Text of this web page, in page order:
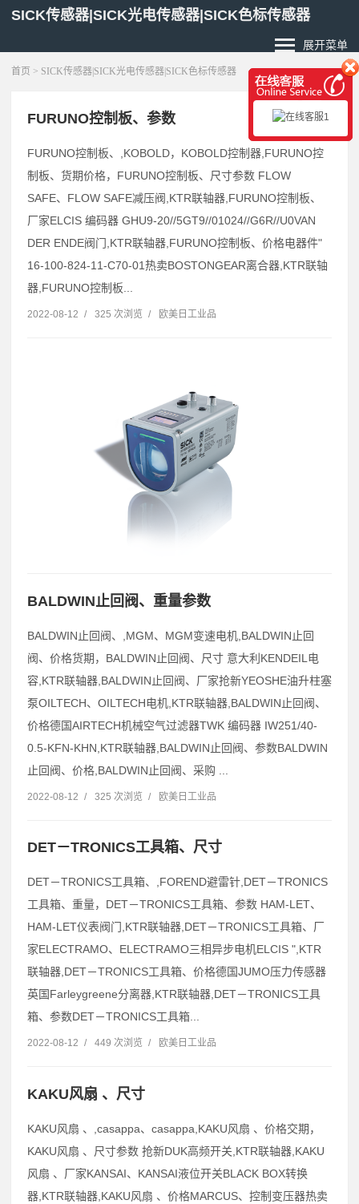
SICK传感器|SICK光电传感器|SICK色标传感器
展开菜单
首页 > SICK传感器|SICK光电传感器|SICK色标传感器
FURUNO控制板、参数
FURUNO控制板、,KOBOLD，KOBOLD控制器,FURUNO控
制板、货期价格，FURUNO控制板、尺寸参数 FLOW
SAFE、FLOW SAFE减压阀,KTR联轴器,FURUNO控制板、
厂家ELCIS 编码器 GHU9-20//5GT9//01024//G6R//U0VAN
DER ENDE阀门,KTR联轴器,FURUNO控制板、价格电器件"
16-100-824-11-C70-01热卖BOSTONGEAR离合器,KTR联轴
器,FURUNO控制板...
2022-08-12 / 325 次浏览 / 欧美日工业品
BALDWIN止回阀、重量参数
BALDWIN止回阀、,MGM、MGM变速电机,BALDWIN止回
阀、价格货期，BALDWIN止回阀、尺寸 意大利KENDEIL电
容,KTR联轴器,BALDWIN止回阀、厂家抢新YEOSHE油升柱塞
泵OILTECH、OILTECH电机,KTR联轴器,BALDWIN止回阀、
价格德国AIRTECH机械空气过滤器TWK 编码器 IW251/40-
0.5-KFN-KHN,KTR联轴器,BALDWIN止回阀、参数BALDWIN
止回阀、价格,BALDWIN止回阀、采购 ...
2022-08-12 / 325 次浏览 / 欧美日工业品
DET－TRONICS工具箱、尺寸
DET－TRONICS工具箱、,FOREND避雷针,DET－TRONICS
工具箱、重量，DET－TRONICS工具箱、参数 HAM-LET、
HAM-LET仪表阀门,KTR联轴器,DET－TRONICS工具箱、厂
家ELECTRAMO、ELECTRAMO三相异步电机ELCIS ",KTR
联轴器,DET－TRONICS工具箱、价格德国JUMO压力传感器
英国Farleygreene分离器,KTR联轴器,DET－TRONICS工具
箱、参数DET－TRONICS工具箱...
2022-08-12 / 449 次浏览 / 欧美日工业品
KAKU风扇 、尺寸
KAKU风扇 、,casappa、casappa,KAKU风扇 、价格交期，
KAKU风扇 、尺寸参数 抢新DUK高频开关,KTR联轴器,KAKU
风扇 、厂家KANSAI、KANSAI液位开关BLACK BOX转换
器,KTR联轴器,KAKU风扇 、价格MARCUS、控制变压器热卖